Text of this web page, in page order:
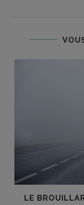
LE